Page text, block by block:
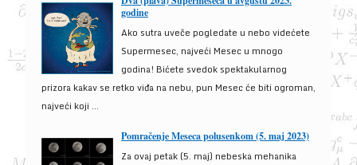
godine
Ako sutra uveče pogledate u nebo videćete
Supermesec, najveći Mesec u mnogo
godina! Bićete svedok spektakularnog
prizora kakav se retko viđa na nebu, pun Mesec će biti ogroman,
najveći koji ...
Pomračenje Meseca polusenkom (5. maj 2023)
Za ovaj petak (5. maj) nebeska mehanika